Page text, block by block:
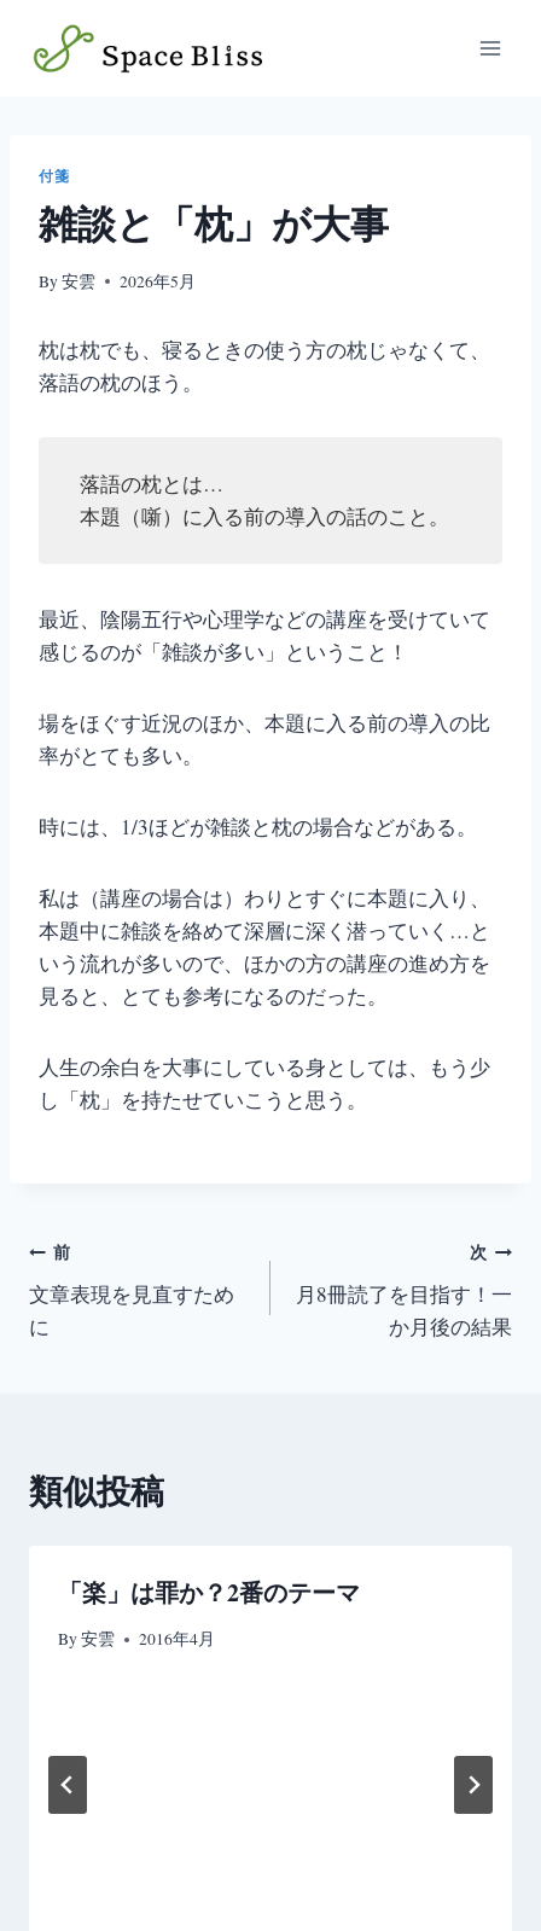
付箋
雑談と「枕」が大事
By安雲 2026年5月
枕は枕でも、寝るときの使う方の枕じゃなくて、
落語の枕のほう。
落語の枕とは…
本題（噺）に入る前の導入の話のこと。
最近、陰陽五行や心理学などの講座を受けていて
感じるのが「雑談が多い」ということ！
場をほぐす近況のほか、本題に入る前の導入の比
率がとても多い。
時には、1/3ほどが雑談と枕の場合などがある。
私は（講座の場合は）わりとすぐに本題に入り、
本題中に雑談を絡めて深層に深く潜っていく…と
いう流れが多いので、ほかの方の講座の進め方を
見ると、とても参考になるのだった。
人生の余白を大事にしている身としては、もう少
し「枕」を持たせていこうと思う。
投
稿
ー
前
文章表現を見直すため
に
次
月8冊読了を目指す！一
か月後の結果
類似投稿
「楽」は罪か？2番のテーマ
By安雲 2016年4月